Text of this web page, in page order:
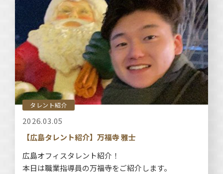
タレント紹介
2026.03.05
【広島タレント紹介】万福寺 雅士
広島オフィスタレント紹介！
本日は職業指導員の万福寺をご紹介します。